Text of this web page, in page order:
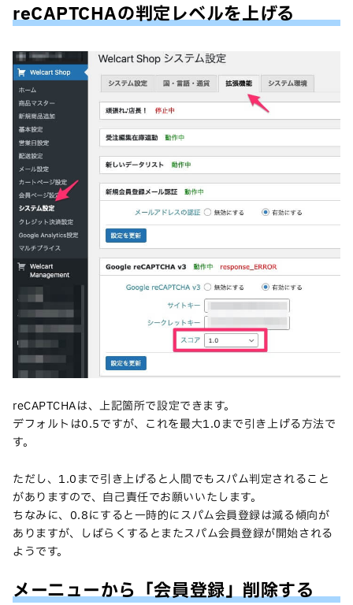
reCAPTCHAの判定レベルを上げる
reCAPTCHAは、上記箇所で設定できます。
デフォルトは0.5ですが、これを最大1.0まで引き上げる方法で
す。
ただし、1.0まで引き上げると人間でもスパム判定されること
がありますので、自己責任でお願いいたします。
ちなみに、0.8にすると一時的にスパム会員登録は減る傾向が
ありますが、しばらくするとまたスパム会員登録が開始される
ようです。
メーニューから「会員登録」削除する